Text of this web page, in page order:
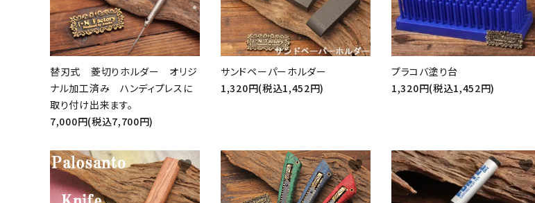
替刃式 菱切りホルダー オリジ
ナル加工済み ハンディプレスに
取り付け出来ます。
7,000円(税込7,700円)
サンドペーパーホルダー
1,320円(税込1,452円)
プラコバ塗り台
1,320円(税込1,452円)
favorite favorite favorite